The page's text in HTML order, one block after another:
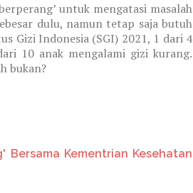
untuk mengatasi masalah
dulu, namun tetap saja butuh
Gizi Indonesia (SGI) 2021, 1 dari 4
10 anak mengalami gizi kurang.
bukan?
Kementrian Kesehatan